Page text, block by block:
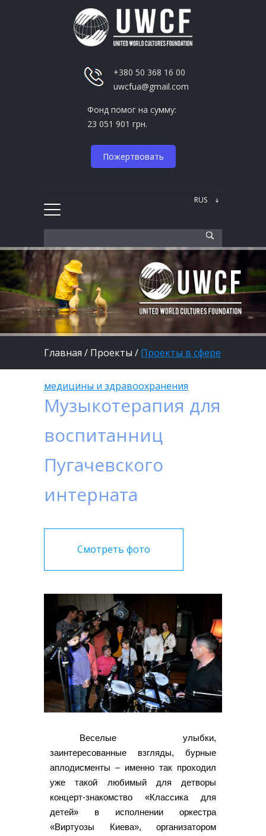
+380 50 368 16 00
uwcfua@gmail.com
Фонд помог на сумму:
23 051 901 грн.
Пожертвовать
Главная / Проекты / Проекты в сфере
медицины и здравоохранения
Музыкотерапия для
воспитанниц
Пугачевского
интерната
Смотреть фото
Веселые улыбки,
заинтересованные взгляды, бурные
аплодисменты – именно так проходил
уже такой любимый для детворы
концерт-знакомство «Классика для
детей» в исполнении оркестра
«Виртуозы Киева», организатором